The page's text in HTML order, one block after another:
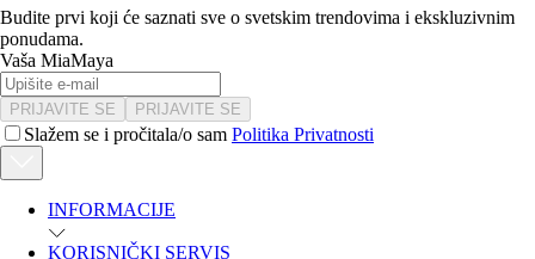
Budite prvi koji će saznati sve o svetskim trendovima i ekskluzivnim
ponudama.
Vaša MiaMaya
PRIJAVITE SE PRIJAVITE SE
Slažem se i pročitala/o sam Politika Privatnosti
INFORMACIJE
KORISNIČKI SERVIS